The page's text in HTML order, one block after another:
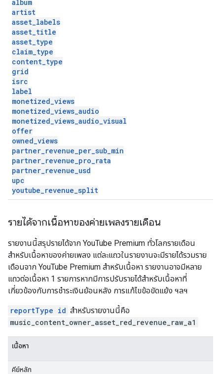
album
artist
asset_labels
asset_title
asset_type
claim_type
content_type
grid
isrc
label
monetized_views
monetized_views_audio
monetized_views_audio_visual
offer
owned_views
partner_revenue_per_sub_min
partner_revenue_pro_rata
partner_revenue_usd
upc
youtube_revenue_split
รายได้จากเนื้อหาของค่ายเพลงรายเดือน
รายงานนี้สรุปรายได้จาก YouTube Premium ทั่วโลกรายเดือน
สำหรับเนื้อหาของค่ายเพลง แต่ละแถวในรายงานจะมีรายได้รวมราย
เดือนจาก YouTube Premium สำหรับเนื้อหา รายงานอาจมีหลาย
แถวต่อเนื้อหา 1 รายการหากมีการปรับรายได้สำหรับเนื้อหาที่
เกี่ยวข้องกับการชำระเงินย้อนหลัง การแก้ไขข้อขัดแย้ง ฯลฯ
reportType id สำหรับรายงานนี้คือ
music_content_owner_asset_red_revenue_raw_a1
เนื้อหา
คีย์หลัก